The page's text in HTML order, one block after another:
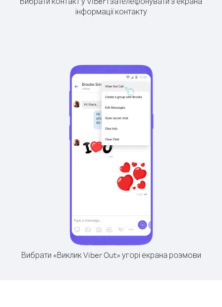
інформації контакту
Вибрати «Виклик Viber Out» угорі екрана розмови